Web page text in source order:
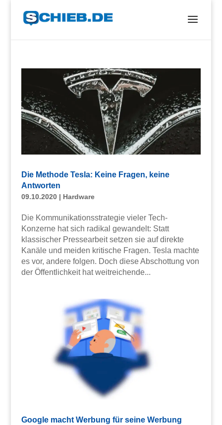
Die Methode Tesla: Keine Fragen, keine
Antworten
09.10.2020| Hardware
Die Kommunikationsstrategie vieler Tech-
Konzerne hat sich radikal gewandelt: Statt
klassischer Pressearbeit setzen sie auf direkte
Kanäle und meiden kritische Fragen. Tesla machte
es vor, andere folgen. Doch diese Abschottung von
der Öffentlichkeit hat weitreichende...
Google macht Werbung für seine Werbung